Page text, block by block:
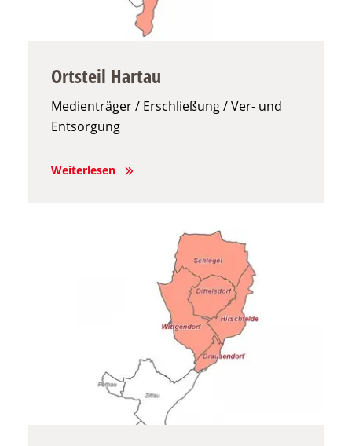
Ortsteil Hartau
Medienträger / Erschließung / Ver- und
Entsorgung
Weiterlesen